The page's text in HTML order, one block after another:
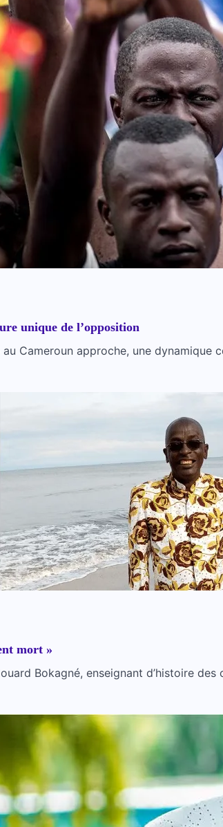
unique de l’opposition
Cameroun approche, une
mort »
Bokagné, enseignant d’histoire